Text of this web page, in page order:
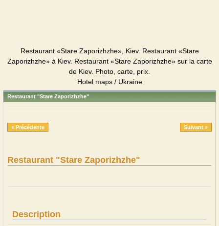
Restaurant «Stare Zaporizhzhe», Kiev. Restaurant «Stare
Zaporizhzhe» à Kiev. Restaurant «Stare Zaporizhzhe» sur la carte
de Kiev. Photo, carte, prix.
Hotel maps / Ukraine
Restaurant "Stare Zaporizhzhe"
« Précédente Suivant »
Restaurant "Stare Zaporizhzhe"
Description